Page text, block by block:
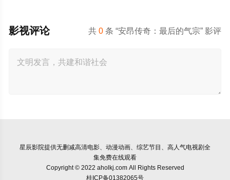
共0 条 “安昂传奇：最后的气宗” 影评
影视评论
星辰影院提供无删减高清电影、动漫动画、综艺节目、高人气电视剧全
集免费在线观看
Copyright © 2022 aholkj.com All Rights Reserved
桂ICP备01382065号